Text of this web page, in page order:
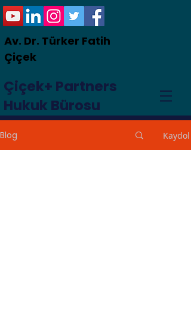
Av. Dr. Türker Fatih
Çiçek
Çiçek+ Partners
Hukuk Bürosu
Blog Kaydol